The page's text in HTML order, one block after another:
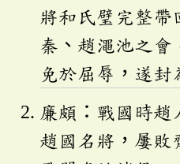
將和氏璧完整帶
秦、趙澠池之會
免於屈辱，遂封
廉頗：戰國時趙
趙國名將，屢敗